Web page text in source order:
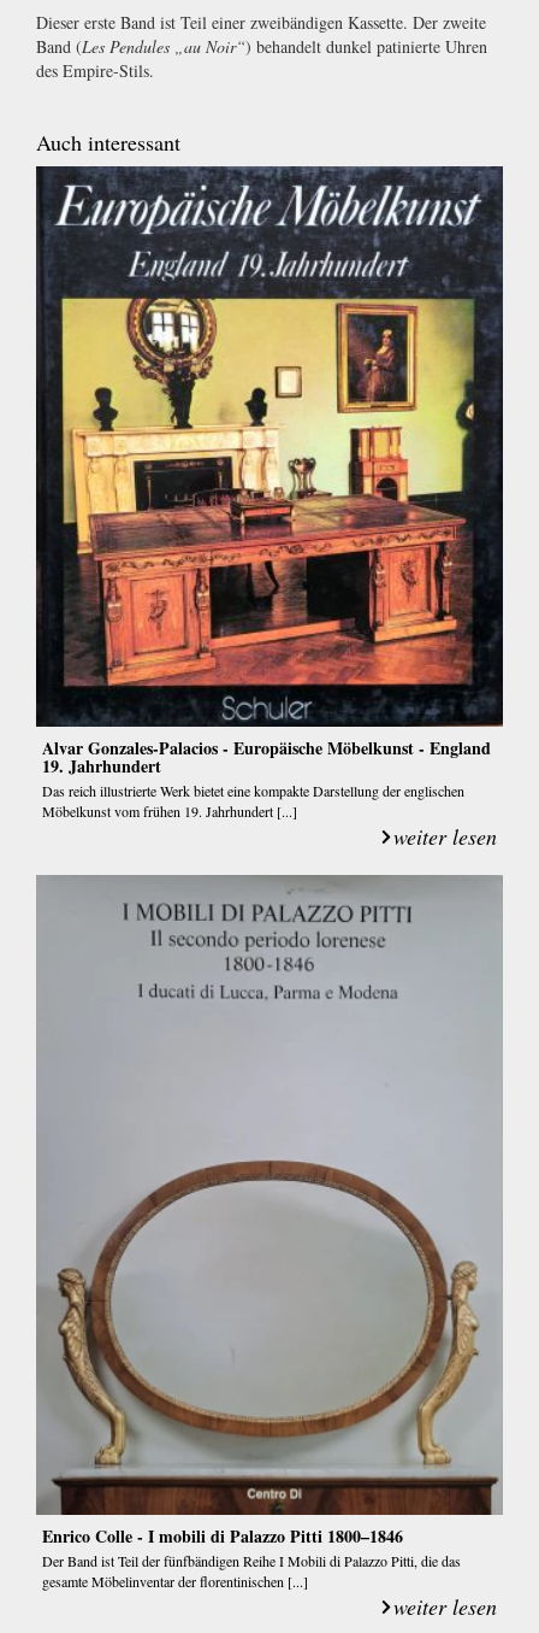
Dieser erste Band ist Teil einer zweibändigen Kassette. Der zweite
Band (Les Pendules „au Noir“) behandelt dunkel patinierte Uhren
des Empire-Stils.
Auch interessant
Alvar Gonzales-Palacios - Europäische Möbelkunst - England
19. Jahrhundert
Das reich illustrierte Werk bietet eine kompakte Darstellung der englischen
Möbelkunst vom frühen 19. Jahrhundert [...]
weiter lesen
Enrico Colle - I mobili di Palazzo Pitti 1800–1846
Der Band ist Teil der fünfbändigen Reihe I Mobili di Palazzo Pitti, die das
gesamte Möbelinventar der florentinischen [...]
weiter lesen